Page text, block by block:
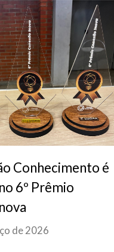
Conhecimento é
6º Prêmio
de 2026